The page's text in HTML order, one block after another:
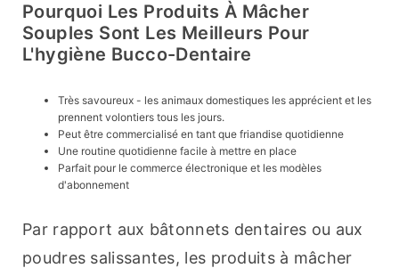
Pourquoi Les Produits À Mâcher
Souples Sont Les Meilleurs Pour
L'hygiène Bucco-Dentaire
Très savoureux - les animaux domestiques les apprécient et les
prennent volontiers tous les jours.
Peut être commercialisé en tant que friandise quotidienne
Une routine quotidienne facile à mettre en place
Parfait pour le commerce électronique et les modèles
d'abonnement
Par rapport aux bâtonnets dentaires ou aux
poudres salissantes, les produits à mâcher